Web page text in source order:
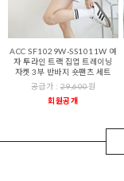
ACC SF1029W-SS1011W 여
자 투라인 트랙 집업 트레이닝
자켓 3부 반바지 숏팬츠 세트
공급가 :29,600원
회원공개